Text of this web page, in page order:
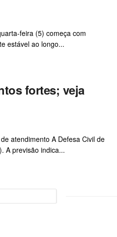
feira (5) começa com
estável ao longo...
fortes; veja
atendimento A Defesa Civil de
A previsão indica...